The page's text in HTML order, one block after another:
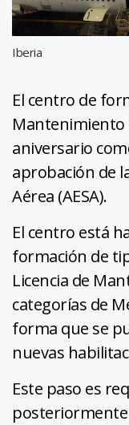
Iberia
El centro de
Mantenimiento
aniversario
aprobación de
Aérea (AESA).
El centro está
formación de
Licencia de
categorías de
forma que se
nuevas
Este paso es